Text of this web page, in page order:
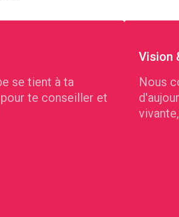
se tient à ta
te conseiller et
Vision
Nous